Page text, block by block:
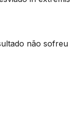
não sofreu